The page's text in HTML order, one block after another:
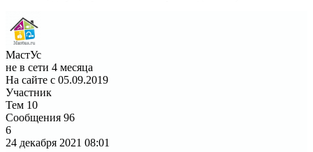
МастУс
не в сети 4 месяца
На сайте с 05.09.2019
Участник
Тем 10
Сообщения 96
6
24 декабря 2021 08:01